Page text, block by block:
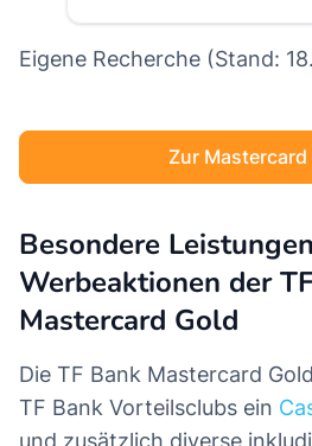
Eigene Recherche (Stand:
Zur Mastercard
Besondere
Werbeaktionen der
Mastercard Gold
Die TF Bank Mastercard
TF Bank Vorteilsclubs ein
und zusätzlich diverse